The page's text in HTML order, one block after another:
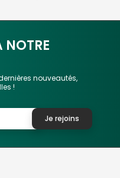
nouveautés,
!
Je rejoins